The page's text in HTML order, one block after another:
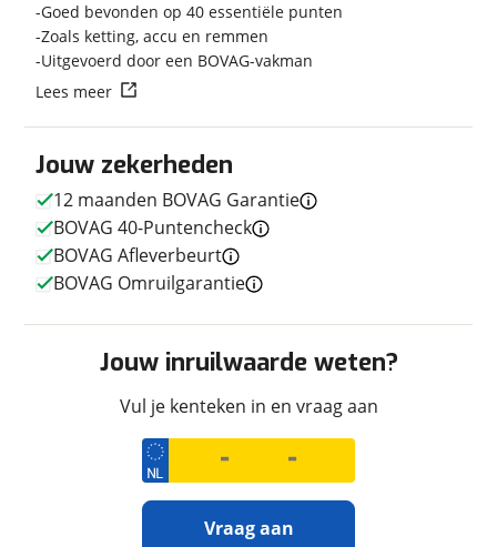
Techniek
Motorinhoud
Aantal cilinders
1
Vermogen
41pk (30kW)
Massa ledig voertuig
142 kg
Maximaal toelaatbaar
350 kg
Jouw zekerheden
12 maanden BOVAG Garantie
BOVAG 40-Puntencheck
BOVAG Afleverbeurt
BOVAG Omruilgarantie
Jouw inruilwaarde weten?
Vul je kenteken in en vraag aan
Vraag aan
Goed bevonden op 40 essentiële punten
Zoals ketting, accu en remmen
Uitgevoerd door een BOVAG-vakman
Lees meer